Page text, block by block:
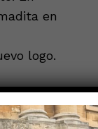
en
logo.